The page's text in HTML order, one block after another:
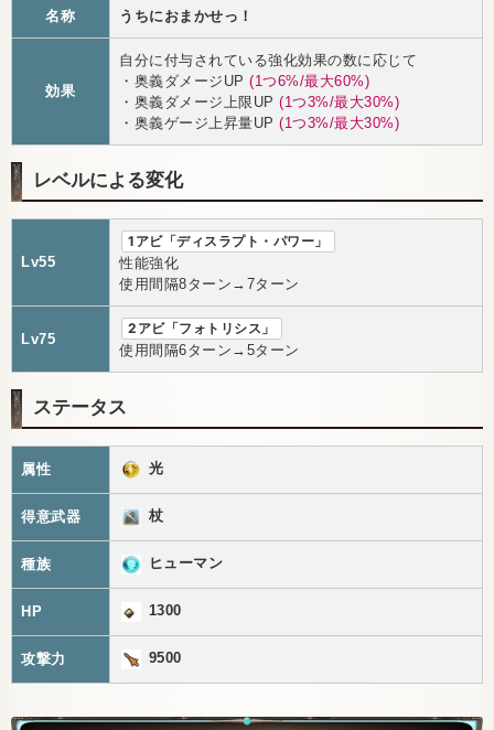
名称 うちにおまかせっ！
効果
自分に付与されている強化効果の数に応じて
・奥義ダメージUP (1つ6%/最大60%)
・奥義ダメージ上限UP (1つ3%/最大30%)
・奥義ゲージ上昇量UP (1つ3%/最大30%)
レベルによる変化
Lv55
1アビ「ディスラプト・パワー」
性能強化
使用間隔8ターン→7ターン
Lv75
2アビ「フォトリシス」
使用間隔6ターン→5ターン
ステータス
属性 光
得意武器 杖
種族 ヒューマン
HP 1300
攻撃力 9500